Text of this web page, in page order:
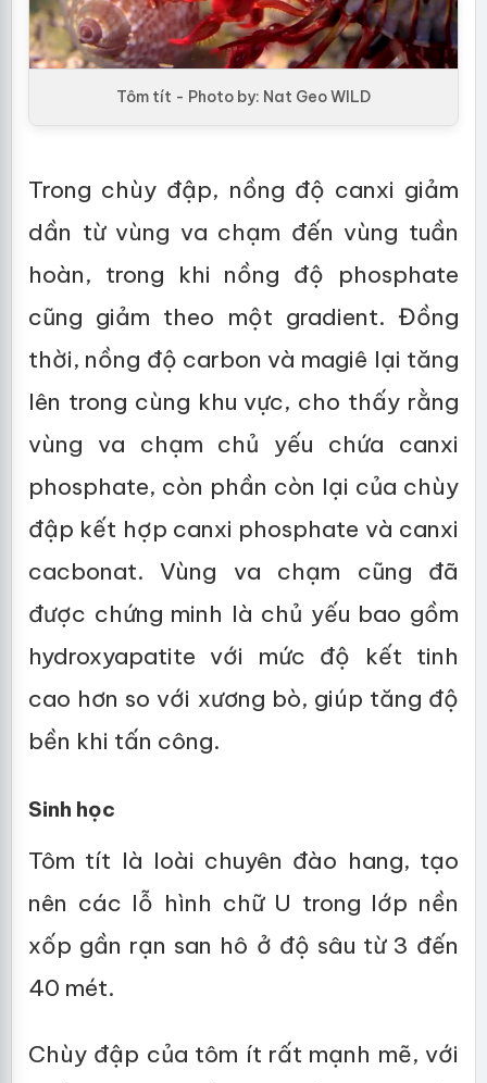
Tôm tít - Photo by: Nat Geo WILD
Trong chùy đập, nồng độ canxi giảm
dần từ vùng va chạm đến vùng tuần
hoàn, trong khi nồng độ phosphate
cũng giảm theo một gradient. Đồng
thời, nồng độ carbon và magiê lại tăng
lên trong cùng khu vực, cho thấy rằng
vùng va chạm chủ yếu chứa canxi
phosphate, còn phần còn lại của chùy
đập kết hợp canxi phosphate và canxi
cacbonat. Vùng va chạm cũng đã
được chứng minh là chủ yếu bao gồm
hydroxyapatite với mức độ kết tinh
cao hơn so với xương bò, giúp tăng độ
bền khi tấn công.
Sinh học
Tôm tít là loài chuyên đào hang, tạo
nên các lỗ hình chữ U trong lớp nền
xốp gần rạn san hô ở độ sâu từ 3 đến
40 mét.
Chùy đập của tôm ít rất mạnh mẽ, với